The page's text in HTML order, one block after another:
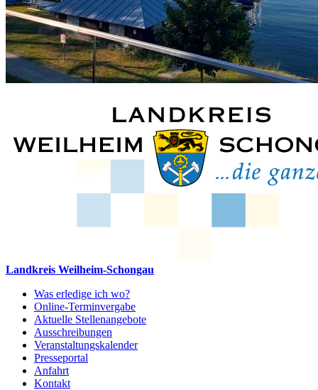
Landkreis Weilheim-Schongau
Was erledige ich wo?
Online-Terminvergabe
Aktuelle Stellenangebote
Ausschreibungen
Veranstaltungskalender
Presseportal
Anfahrt
Kontakt